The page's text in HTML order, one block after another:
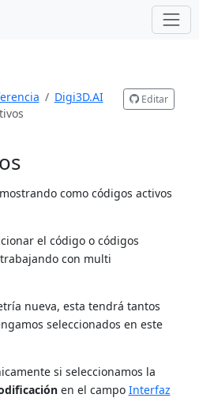
Digi3D.AI
Editar
el código o códigos
con multi
nueva, esta tendrá tantos
seleccionados en este
si seleccionamos la
en el campo Interfaz